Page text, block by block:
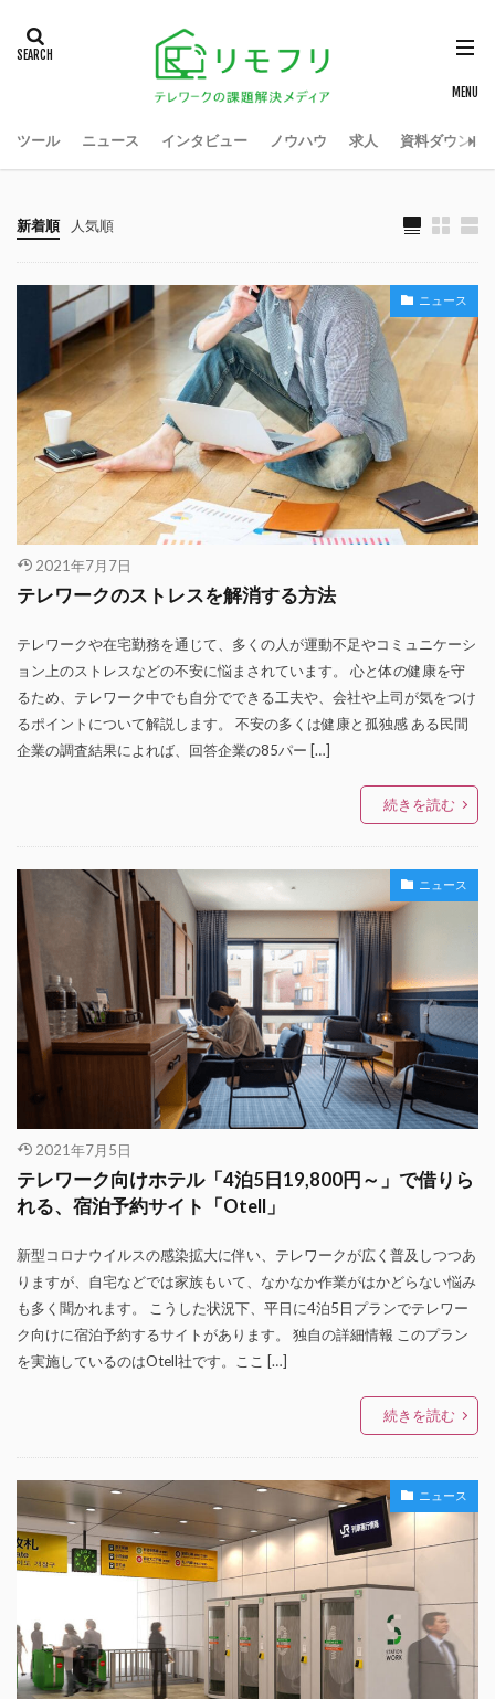
ツール ニュース インタビュー ノウハウ 求人 資料ダウンロ
新着順 人気順
ニュース
2021年7月7日
テレワークのストレスを解消する方法
テレワークや在宅勤務を通じて、多くの人が運動不足やコミュニケーシ
ョン上のストレスなどの不安に悩まされています。 心と体の健康を守
るため、テレワーク中でも自分でできる工夫や、会社や上司が気をつけ
るポイントについて解説します。 不安の多くは健康と孤独感 ある民間
企業の調査結果によれば、回答企業の85パー […]
続きを読む
ニュース
2021年7月5日
テレワーク向けホテル「4泊5日19,800円～」で借りら
れる、宿泊予約サイト「Otell」
新型コロナウイルスの感染拡大に伴い、テレワークが広く普及しつつあ
りますが、自宅などでは家族もいて、なかなか作業がはかどらない悩み
も多く聞かれます。 こうした状況下、平日に4泊5日プランでテレワー
ク向けに宿泊予約するサイトがあります。 独自の詳細情報 このプラン
を実施しているのはOtell社です。ここ […]
続きを読む
ニュース